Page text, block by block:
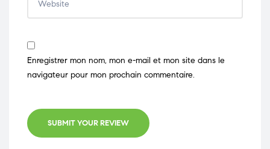
Enregistrer mon nom, mon e-mail et mon site dans le
navigateur pour mon prochain commentaire.
SUBMIT YOUR REVIEW